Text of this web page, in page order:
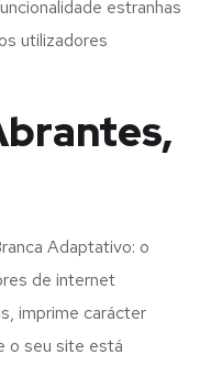
estranhas
utilizadores
Adaptativo: o
de internet
imprime carácter
o seu site está